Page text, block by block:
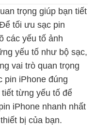
trọng giúp bạn tiết
tối ưu sạc pin
các yếu tố ảnh
yếu tố như bộ sạc,
vai trò quan trọng
pin iPhone đúng
từng yếu tố để
iPhone nhanh nhất
bị của bạn.